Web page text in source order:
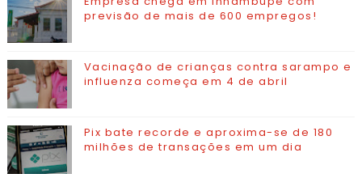
previsão de mais de 600 empregos!
Vacinação de crianças contra sarampo e
influenza começa em 4 de abril
Pix bate recorde e aproxima-se de 180
milhões de transações em um dia